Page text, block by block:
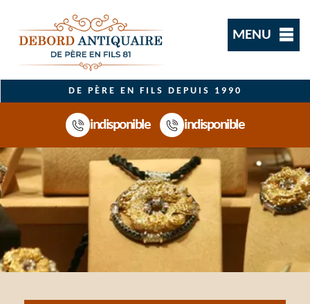
MENU
DE PÈRE EN FILS DEPUIS 1990
indisponible indisponible